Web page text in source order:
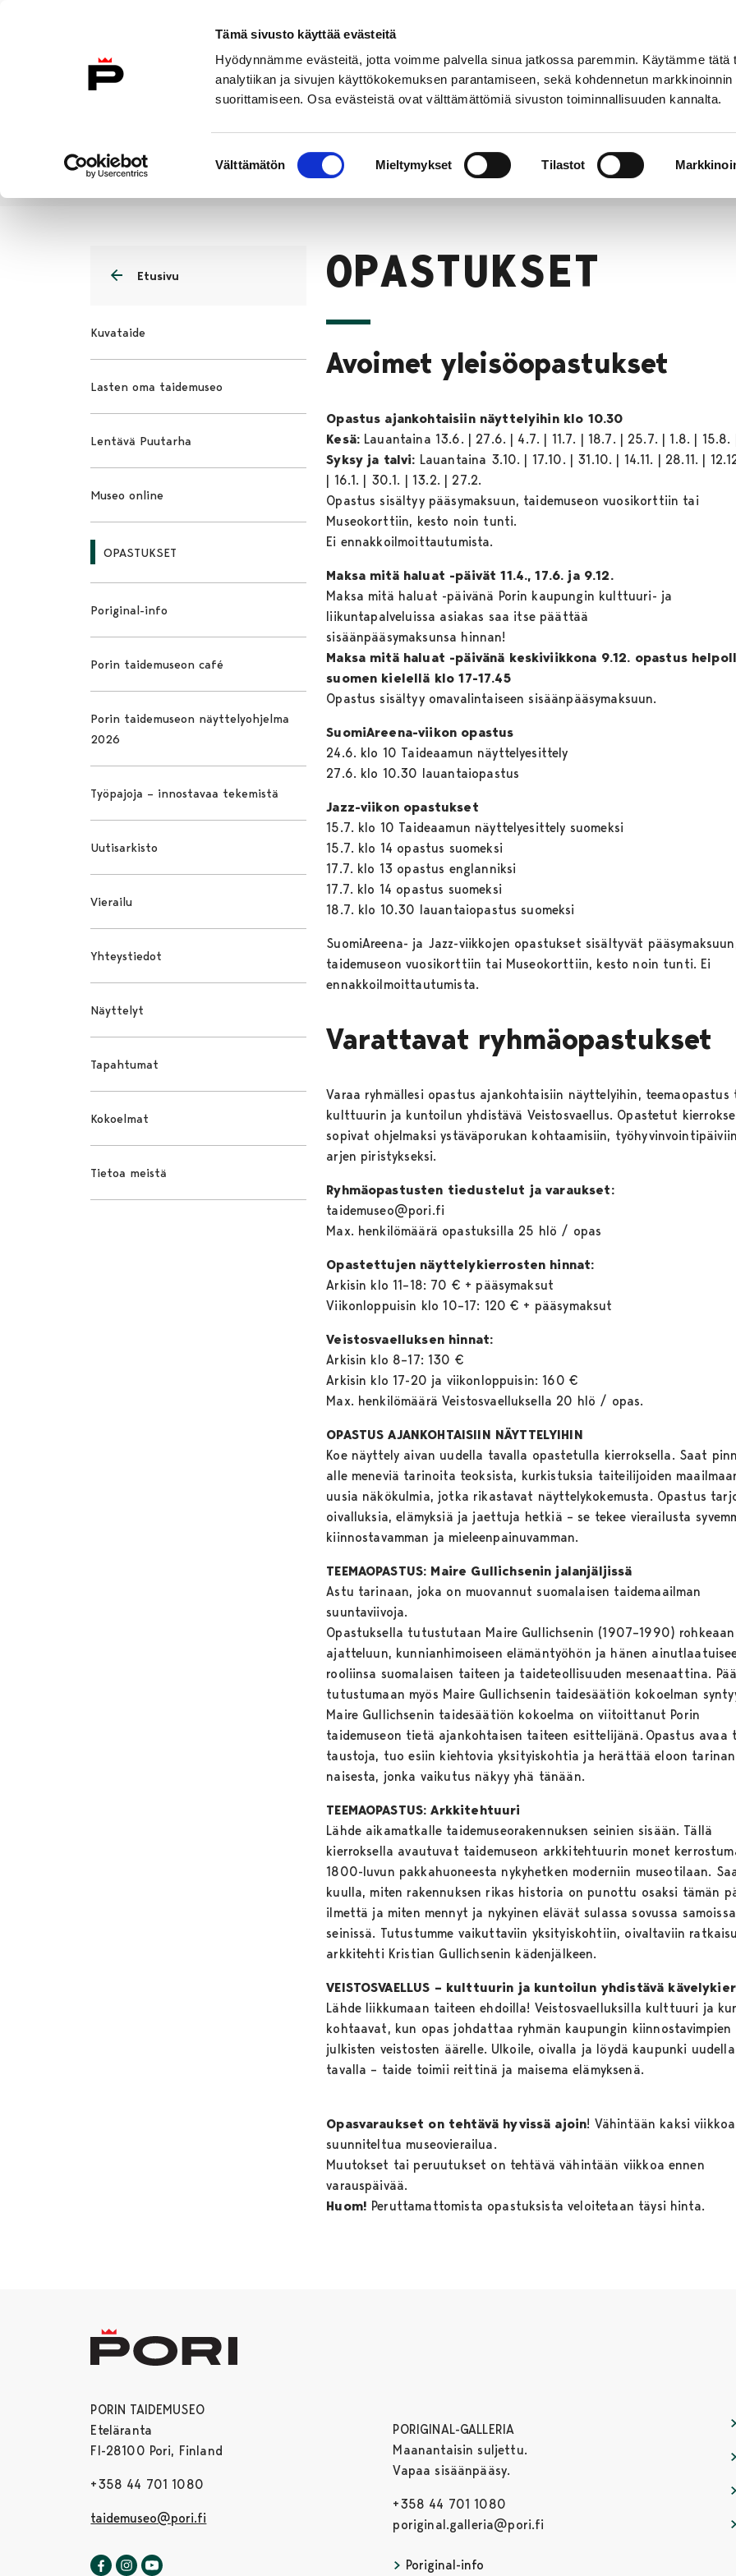
Tämä sivusto käyttää evästeitä
Hyödynnämme evästeitä, jotta voimme palvella sinua jatkossa paremmin. Käytämme tätä
analytiikan ja sivujen käyttökokemuksen parantamiseen, sekä kohdennetun markkinoinnin
suorittamiseen. Osa evästeistä ovat välttämättömiä sivuston toiminnallisuuden kannalta.
valinta
Välttämätön Mieltymykset Tilastot
Etusivulle
English
Etusivu
Etusivu
Kuvataide
Lasten oma taidemuseo
Lentävä Puutarha
Museo online
OPASTUKSET
Poriginal-info
Porin taidemuseon café
Porin taidemuseon näyttelyohjelma
2026
Työpajoja – innostavaa tekemistä
Uutisarkisto
Vierailu
Yhteystiedot
Näyttelyt
Tapahtumat
Kokoelmat
Tietoa meistä
OPASTUKSET
Avoimet yleisöopastukset
Opastus ajankohtaisiin näyttelyihin klo 10.30
Kesä: Lauantaina 13.6. | 27.6. | 4.7. | 11.7. | 18.7. | 25.7. | 1.8. | 15.8.
Syksy ja talvi: Lauantaina 3.10. | 17.10. | 31.10. | 14.11. | 28.11. |
| 16.1. | 30.1. | 13.2. | 27.2.
Opastus sisältyy pääsymaksuun, taidemuseon vuosikorttiin tai
Museokorttiin, kesto noin tunti.
Ei ennakkoilmoittautumista.
Maksa mitä haluat -päivät 11.4., 17.6. ja 9.12.
Maksa mitä haluat -päivänä Porin kaupungin kulttuuri- ja
liikuntapalveluissa asiakas saa itse päättää
sisäänpääsymaksunsa hinnan!
Maksa mitä haluat -päivänä keskiviikkona 9.12. opastus
suomen kielellä klo 17-17.45
Opastus sisältyy omavalintaiseen sisäänpääsymaksuun.
SuomiAreena-viikon opastus
24.6. klo 10 Taideaamun näyttelyesittely
27.6. klo 10.30 lauantaiopastus
Jazz-viikon opastukset
15.7. klo 10 Taideaamun näyttelyesittely suomeksi
15.7. klo 14 opastus suomeksi
17.7. klo 13 opastus englanniksi
17.7. klo 14 opastus suomeksi
18.7. klo 10.30 lauantaiopastus suomeksi
SuomiAreena- ja Jazz-viikkojen opastukset sisältyvät
taidemuseon vuosikorttiin tai Museokorttiin, kesto noin tunti. Ei
ennakkoilmoittautumista.
Varattavat ryhmäopastukset
Varaa ryhmällesi opastus ajankohtaisiin näyttelyihin, teemaopastus
kulttuurin ja kuntoilun yhdistävä Veistosvaellus. Opastetut
sopivat ohjelmaksi ystäväporukan kohtaamisiin,
arjen piristykseksi.
Ryhmäopastusten tiedustelut ja varaukset:
taidemuseo@pori.fi
Max. henkilömäärä opastuksilla 25 hlö / opas
Opastettujen näyttelykierrosten hinnat:
Arkisin klo 11–18: 70 € + pääsymaksut
Viikonloppuisin klo 10–17: 120 € + pääsymaksut
Veistosvaelluksen hinnat:
Arkisin klo 8–17: 130 €
Arkisin klo 17-20 ja viikonloppuisin: 160 €
Max. henkilömäärä Veistosvaelluksella 20 hlö / opas.
OPASTUS AJANKOHTAISIIN NÄYTTELYIHIN
Koe näyttely aivan uudella tavalla opastetulla kierroksella. Saat
alle meneviä tarinoita teoksista, kurkistuksia taiteilijoiden
uusia näkökulmia, jotka rikastavat näyttelykokemusta. Opastus
oivalluksia, elämyksiä ja jaettuja hetkiä – se tekee vierailusta
kiinnostavamman ja mieleenpainuvamman.
TEEMAOPASTUS: Maire Gullichsenin jalanjäljissä
Astu tarinaan, joka on muovannut suomalaisen taidemaailman
suuntaviivoja.
Opastuksella tutustutaan Maire Gullichsenin (1907–1990) rohkeaan
ajatteluun, kunnianhimoiseen elämäntyöhön ja hänen
rooliinsa suomalaisen taiteen ja taideteollisuuden mesenaattina.
tutustumaan myös Maire Gullichsenin taidesäätiön kokoelman
Maire Gullichsenin taidesäätiön kokoelma on viitoittanut Porin
taidemuseon tietä ajankohtaisen taiteen esittelijänä. Opastus avaa
taustoja, tuo esiin kiehtovia yksityiskohtia ja herättää eloon tarinan
naisesta, jonka vaikutus näkyy yhä tänään.
TEEMAOPASTUS: Arkkitehtuuri
Lähde aikamatkalle taidemuseorakennuksen seinien sisään. Tällä
kierroksella avautuvat taidemuseon arkkitehtuurin monet
1800-luvun pakkahuoneesta nykyhetken moderniin museotilaan.
kuulla, miten rakennuksen rikas historia on punottu osaksi tämän
ilmettä ja miten mennyt ja nykyinen elävät sulassa sovussa samoissa
seinissä. Tutustumme vaikuttaviin yksityiskohtiin, oivaltaviin
arkkitehti Kristian Gullichsenin kädenjälkeen.
VEISTOSVAELLUS – kulttuurin ja kuntoilun yhdistävä
Lähde liikkumaan taiteen ehdoilla! Veistosvaelluksilla kulttuuri ja
kohtaavat, kun opas johdattaa ryhmän kaupungin kiinnostavimpien
julkisten veistosten äärelle. Ulkoile, oivalla ja löydä kaupunki uudella
tavalla – taide toimii reittinä ja maisema elämyksenä.
Opasvaraukset on tehtävä hyvissä ajoin! Vähintään kaksi
suunniteltua museovierailua.
Muutokset tai peruutukset on tehtävä vähintään viikkoa ennen
varauspäivää.
Huom! Peruttamattomista opastuksista veloitetaan täysi hinta.
PORIN TAIDEMUSEO
Eteläranta
FI-28100 Pori, Finland
+358 44 701 1080
taidemuseo@pori.fi
Porin taidemuseo Facebookissa
Avautuu uudessa välilehdessä
Porin taidemuseo Instagrammissa
Avautuu uudessa välilehdessä
PORIGINAL-GALLERIA
Maanantaisin suljettu.
Vapaa sisäänpääsy.
+358 44 701 1080
poriginal.galleria@pori.fi
Poriginal-info